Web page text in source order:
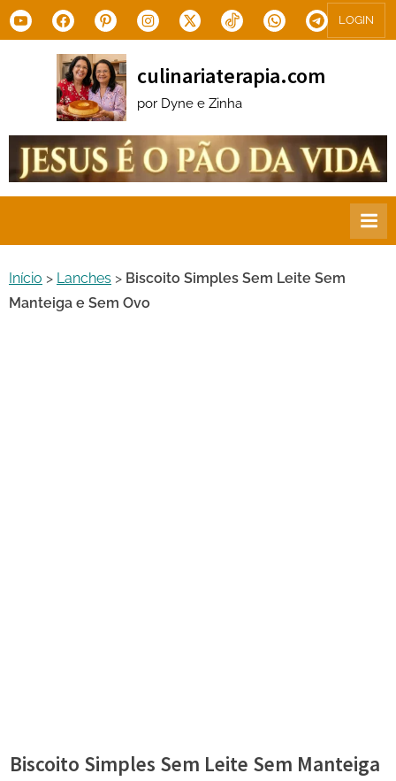
Skip
to
YoutubeFacebookPinterestInstagram
X.com Tiktok WhatsAppTelegram
LOGIN
culinariaterapia.com
por Dyne e Zinha
Início > Lanches > Biscoito Simples Sem Leite Sem
Manteiga e Sem Ovo
Biscoito Simples Sem Leite Sem Manteiga